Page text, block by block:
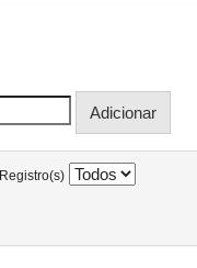
Registro(s)